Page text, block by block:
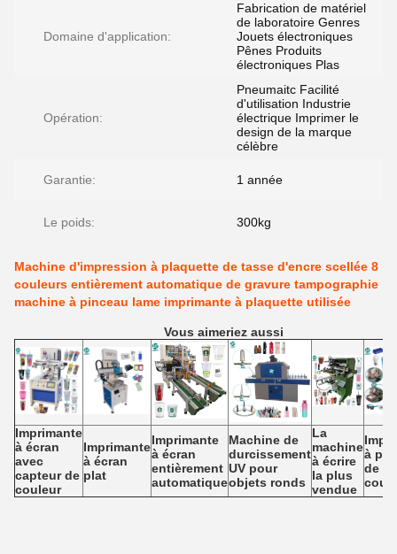
Domaine d'application:
Fabrication de matériel
de laboratoire Genres
Jouets électroniques
Pênes Produits
électroniques Plas
Opération:
Pneumaitc Facilité
d'utilisation Industrie
électrique Imprimer le
design de la marque
célèbre
Garantie: 1 année
Le poids: 300kg
Machine d'impression à plaquette de tasse d'encre scellée 8
couleurs entièrement automatique de gravure tampographie
machine à pinceau lame imprimante à plaquette utilisée
Vous aimeriez aussi
Imprimante
à écran
avec
capteur de
couleur
Imprimante
à écran
plat
Imprimante
à écran
entièrement
automatique
Machine de
durcissement
UV pour
objets ronds
La
machine
à écrire
la plus
vendue
à
de